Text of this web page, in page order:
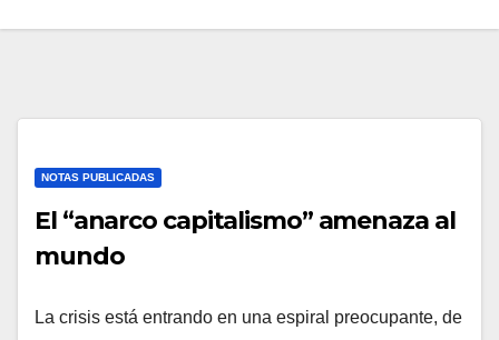
NOTAS PUBLICADAS
El “anarco capitalismo” amenaza al
mundo
La crisis está entrando en una espiral preocupante, de